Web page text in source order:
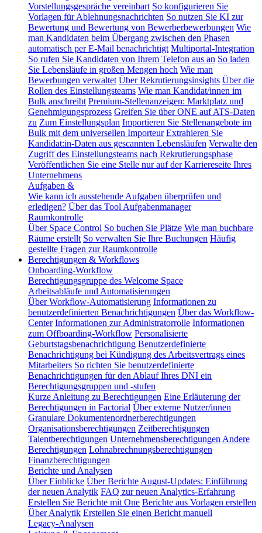
Vorstellungsgespräche vereinbart So konfigurieren Sie
Vorlagen für Ablehnungsnachrichten So nutzen Sie KI zur
Bewertung und Bewertung von Bewerberbewerbungen Wie
man Kandidaten beim Übergang zwischen den Phasen
automatisch per E-Mail benachrichtigt Multiportal-Integration
So rufen Sie Kandidaten von Ihrem Telefon aus an So laden
Sie Lebensläufe in großen Mengen hoch Wie man
Bewerbungen verwaltet Über Rekrutierungsinsights Über die
Rollen des Einstellungsteams Wie man Kandidat/innen im
Bulk anschreibt Premium-Stellenanzeigen: Marktplatz und
Genehmigungsprozess Greifen Sie über ONE auf ATS-Daten
zu Zum Einstellungsplan Importieren Sie Stellenangebote im
Bulk mit dem universellen Importeur Extrahieren Sie
Kandidat:in-Daten aus gescannten Lebensläufen Verwalte den
Zugriff des Einstellungsteams nach Rekrutierungsphase
Veröffentlichen Sie eine Stelle nur auf der Karriereseite Ihres
Unternehmens
Aufgaben &
Wie kann ich ausstehende Aufgaben überprüfen und
erledigen? Über das Tool Aufgabenmanager
Raumkontrolle
Über Space Control So buchen Sie Plätze Wie man buchbare
Räume erstellt So verwalten Sie Ihre Buchungen Häufig
gestellte Fragen zur Raumkontrolle
Berechtigungen & Workflows
Onboarding-Workflow
Berechtigungsgruppe des Welcome Space
Arbeitsabläufe und Automatisierungen
Über Workflow-Automatisierung Informationen zu
benutzerdefinierten Benachrichtigungen Über das Workflow-
Center Informationen zur Administratorrolle Informationen
zum Offboarding-Workflow Personalisierte
Geburtstagsbenachrichtigung Benutzerdefinierte
Benachrichtigung bei Kündigung des Arbeitsvertrags eines
Mitarbeiters So richten Sie benutzerdefinierte
Benachrichtigungen für den Ablauf Ihres DNI ein
Berechtigungsgruppen und -stufen
Kurze Anleitung zu Berechtigungen Eine Erläuterung der
Berechtigungen in Factorial Über externe Nutzer/innen
Granulare Dokumentenordnerberechtigungen
Organisationsberechtigungen Zeitberechtigungen
Talentberechtigungen Unternehmensberechtigungen Andere
Berechtigungen Lohnabrechnungsberechtigungen
Finanzberechtigungen
Berichte und Analysen
Über Einblicke Über Berichte August-Updates: Einführung
der neuen Analytik FAQ zur neuen Analytics-Erfahrung
Erstellen Sie Berichte mit One Berichte aus Vorlagen erstellen
Über Analytik Erstellen Sie einen Bericht manuell
Legacy-Analysen